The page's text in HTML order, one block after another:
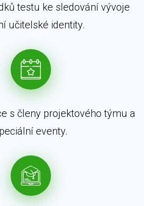
testu ke sledování vývoje
učitelské identity.
s členy projektového týmu a
eventy.